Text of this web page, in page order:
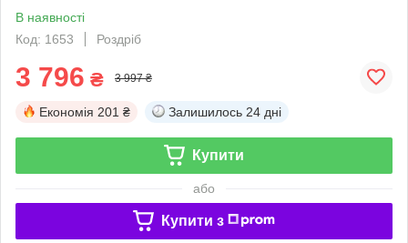
В наявності
Код: 1653
Роздріб
3 796 ₴ 3 997 ₴
Економія 201 ₴ Залишилось 24 дні
Купити
або
Купити з